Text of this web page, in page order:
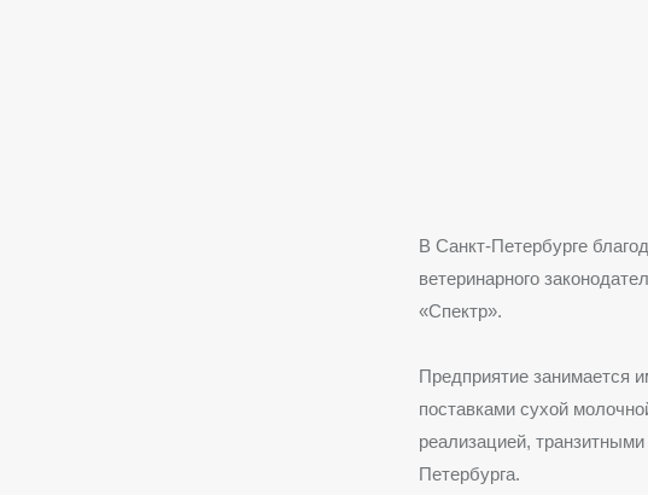
В Санкт-Петербурге
ветеринарного
«Спектр».
Предприятие занимается
поставками сухой
реализацией,
Петербурга.